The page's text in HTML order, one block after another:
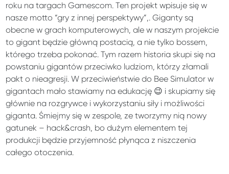
roku na targach Gamescom. Ten projekt wpisuje się w
nasze motto “gry z innej perspektywy”,. Giganty są
obecne w grach komputerowych, ale w naszym projekcie
to gigant będzie główną postacią, a nie tylko bossem,
którego trzeba pokonać. Tym razem historia skupi się na
powstaniu gigantów przeciwko ludziom, którzy złamali
pakt o nieagresji. W przeciwieństwie do Bee Simulator w
gigantach mało stawiamy na edukację 😉 i skupiamy się
głównie na rozgrywce i wykorzystaniu siły i możliwości
giganta. Śmiejmy się w zespole, ze tworzymy nią nowy
gatunek – hack&crash, bo dużym elementem tej
produkcji będzie przyjemność płynąca z niszczenia
całego otoczenia.